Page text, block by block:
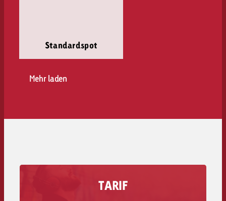
Standardspot
Mehr laden
TARIF
Erfahre wie viel eine Werbesekunde auf